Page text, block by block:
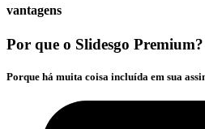
vantagens
Por que o Slidesgo Premium?
Porque há muita coisa incluída em sua